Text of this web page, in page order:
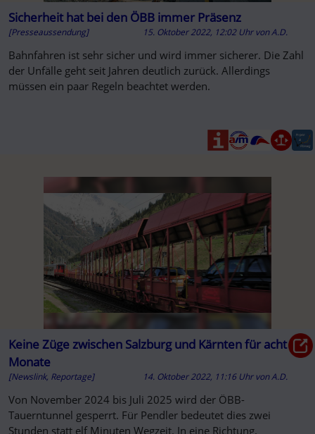
Sicherheit hat bei den ÖBB immer Präsenz
[Presseaussendung] 15. Oktober 2022, 12:02 Uhr vonA.D.
Bahnfahren ist sehr sicher und wird immer sicherer. Die Zahl
der Unfälle geht seit Jahren deutlich zurück. Allerdings
müssen ein paar Regeln beachtet werden.
Keine Züge zwischen Salzburg und Kärnten für acht
Monate
[Newslink, Reportage] 14. Oktober 2022, 11:16 Uhr vonA.D.
Von November 2024 bis Juli 2025 wird der ÖBB-
Tauerntunnel gesperrt. Für Pendler bedeutet dies zwei
Stunden statt elf Minuten Wegzeit. In eine Richtung.